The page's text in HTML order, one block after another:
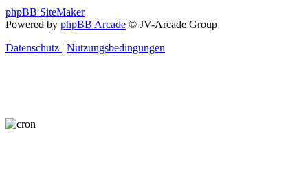
phpBB SiteMaker
Powered by phpBB Arcade © JV-Arcade Group
Datenschutz | Nutzungsbedingungen